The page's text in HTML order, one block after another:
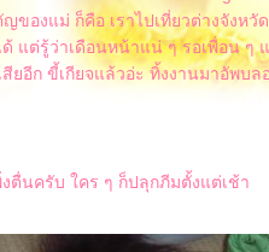
องแม่ ก็คือ เราไปเที่ยวต่างจังหวั
ด้ แต่รู้ว่าเดือนหน้าแน่ ๆ รอเพื่อน ๆ
อีก ขี้เกียจแล้วอ่ะ ทิ้งงานมาอัพบล
งตื่นครับ ใคร ๆ ก็ปลุกภีมตั้งแต่เช้า